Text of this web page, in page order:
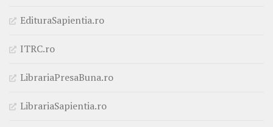
EdituraSapientia.ro
ITRC.ro
LibrariaPresaBuna.ro
LibrariaSapientia.ro